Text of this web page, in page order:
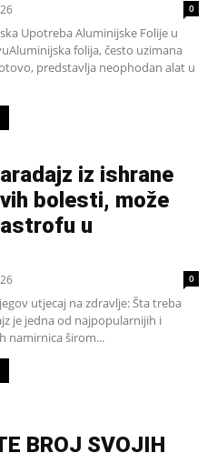
0
Upotreba Aluminijske Folije u
folija, često uzimana
predstavlja neophodan alat u
iz ishrane
bolesti, može
u
0
utjecaj na zdravlje: Šta treba
je jedna od najpopularnijih i
namirnica širom...
BROJ SVOJIH